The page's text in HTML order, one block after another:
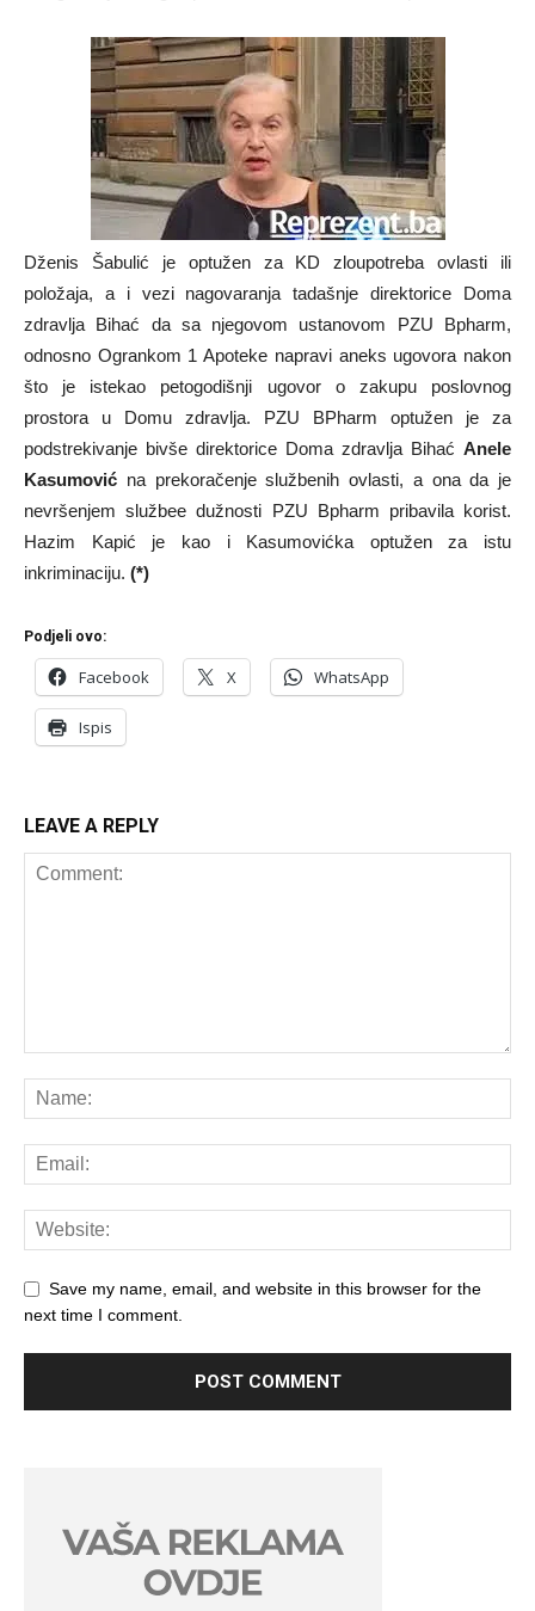
Dženis Šabulić je optužen za KD zloupotreba ovlasti ili
položaja, a i vezi nagovaranja tadašnje direktorice Doma
zdravlja Bihać da sa njegovom ustanovom PZU Bpharm,
odnosno Ogrankom 1 Apoteke napravi aneks ugovora nakon
što je istekao petogodišnji ugovor o zakupu poslovnog
prostora u Domu zdravlja. PZU BPharm optužen je za
podstrekivanje bivše direktorice Doma zdravlja Bihać Anele
Kasumović na prekoračenje službenih ovlasti, a ona da je
nevršenjem službee dužnosti PZU Bpharm pribavila korist.
Hazim Kapić je kao i Kasumovićka optužen za istu
inkriminaciju. (*)
Podjeli ovo:
Facebook X WhatsApp
Ispis
LEAVE A REPLY
Save my name, email, and website in this browser for the
next time I comment.